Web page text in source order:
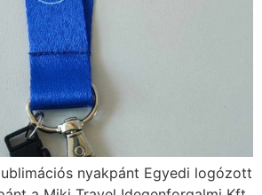
nyakpánt Egyedi logózott